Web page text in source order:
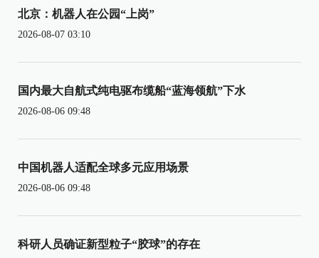
北京：机器人在公园“上岗”
2026-08-07 03:10
国内最大自航式纯电驱布缆船“蓝海领航”下水
2026-08-06 09:48
中国机器人适配全球多元应用场景
2026-08-06 09:48
科研人员确证新型粒子“胶球”的存在